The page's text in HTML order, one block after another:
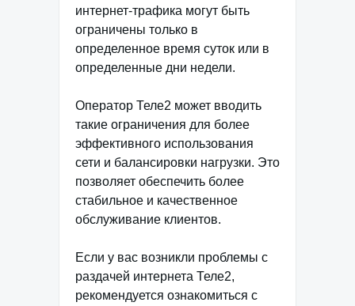
интернет-трафика могут быть
ограничены только в
определенное время суток или в
определенные дни недели.
Оператор Теле2 может вводить
такие ограничения для более
эффективного использования
сети и балансировки нагрузки. Это
позволяет обеспечить более
стабильное и качественное
обслуживание клиентов.
Если у вас возникли проблемы с
раздачей интернета Теле2,
рекомендуется ознакомиться с